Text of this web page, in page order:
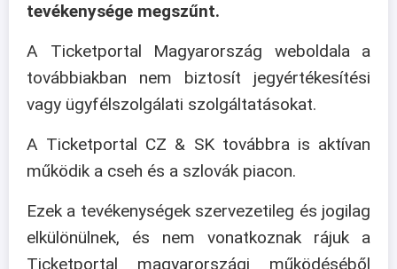
tevékenysége megszűnt.
A Ticketportal Magyarország weboldala a
továbbiakban nem biztosít jegyértékesítési
vagy ügyfélszolgálati szolgáltatásokat.
A Ticketportal CZ & SK továbbra is aktívan
működik a cseh és a szlovák piacon.
Ezek a tevékenységek szervezetileg és jogilag
elkülönülnek, és nem vonatkoznak rájuk a
Ticketportal magyarországi működéséből